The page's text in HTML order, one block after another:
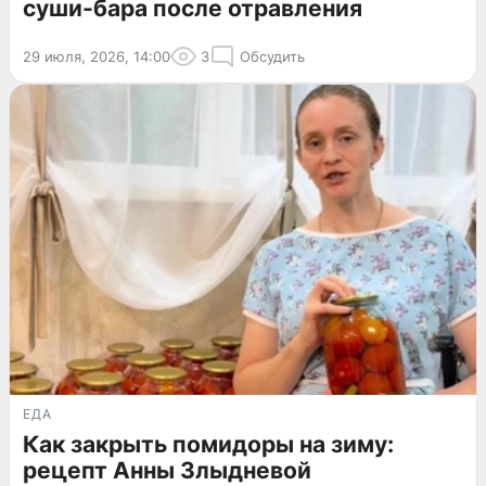
суши-бара после отравления
29 июля, 2026, 14:00 3 Обсудить
ЕДА
Как закрыть помидоры на зиму:
рецепт Анны Злыдневой